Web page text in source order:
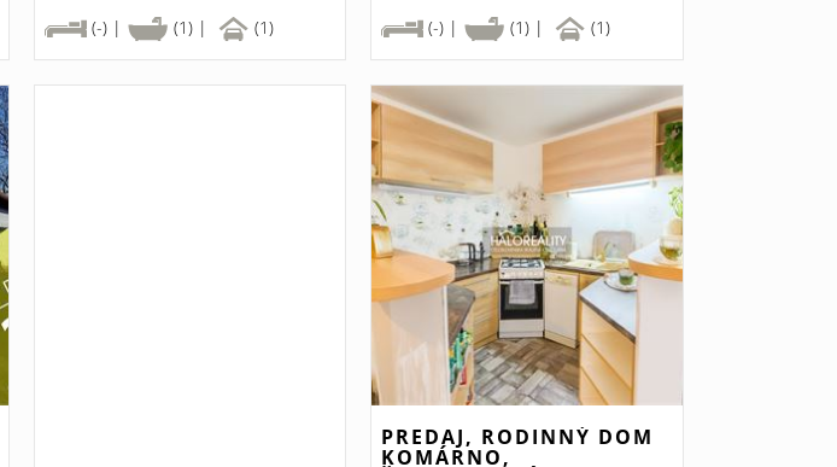
(-) |
(1) | (1)
(-) |
(1) | (1)
PREDAJ, RODINNÝ DOM
KOMÁRNO,